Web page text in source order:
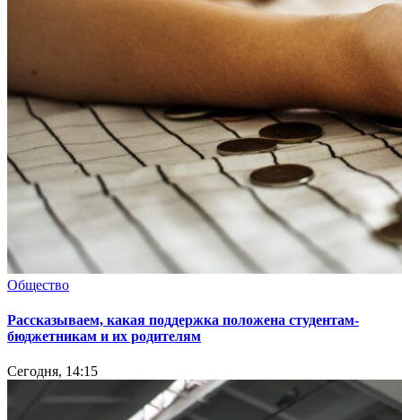
Общество
Рассказываем, какая поддержка положена студентам-
бюджетникам и их родителям
Сегодня, 14:15